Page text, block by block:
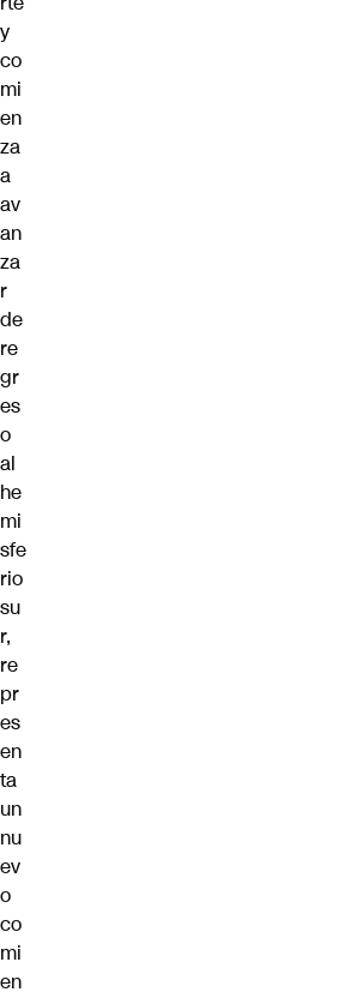
y
co
mi
en
za
a
av
an
za
r
de
re
gr
es
o
al
he
mi
sfe
rio
su
r,
re
pr
es
en
ta
un
nu
ev
o
co
mi
en